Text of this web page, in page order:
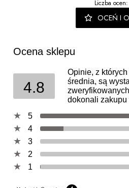
Liczba
OCEŃ I
Ocena sklepu
4.8
Opinie, z
średnia, są
dokonali zakupu
5
4
3
2
1